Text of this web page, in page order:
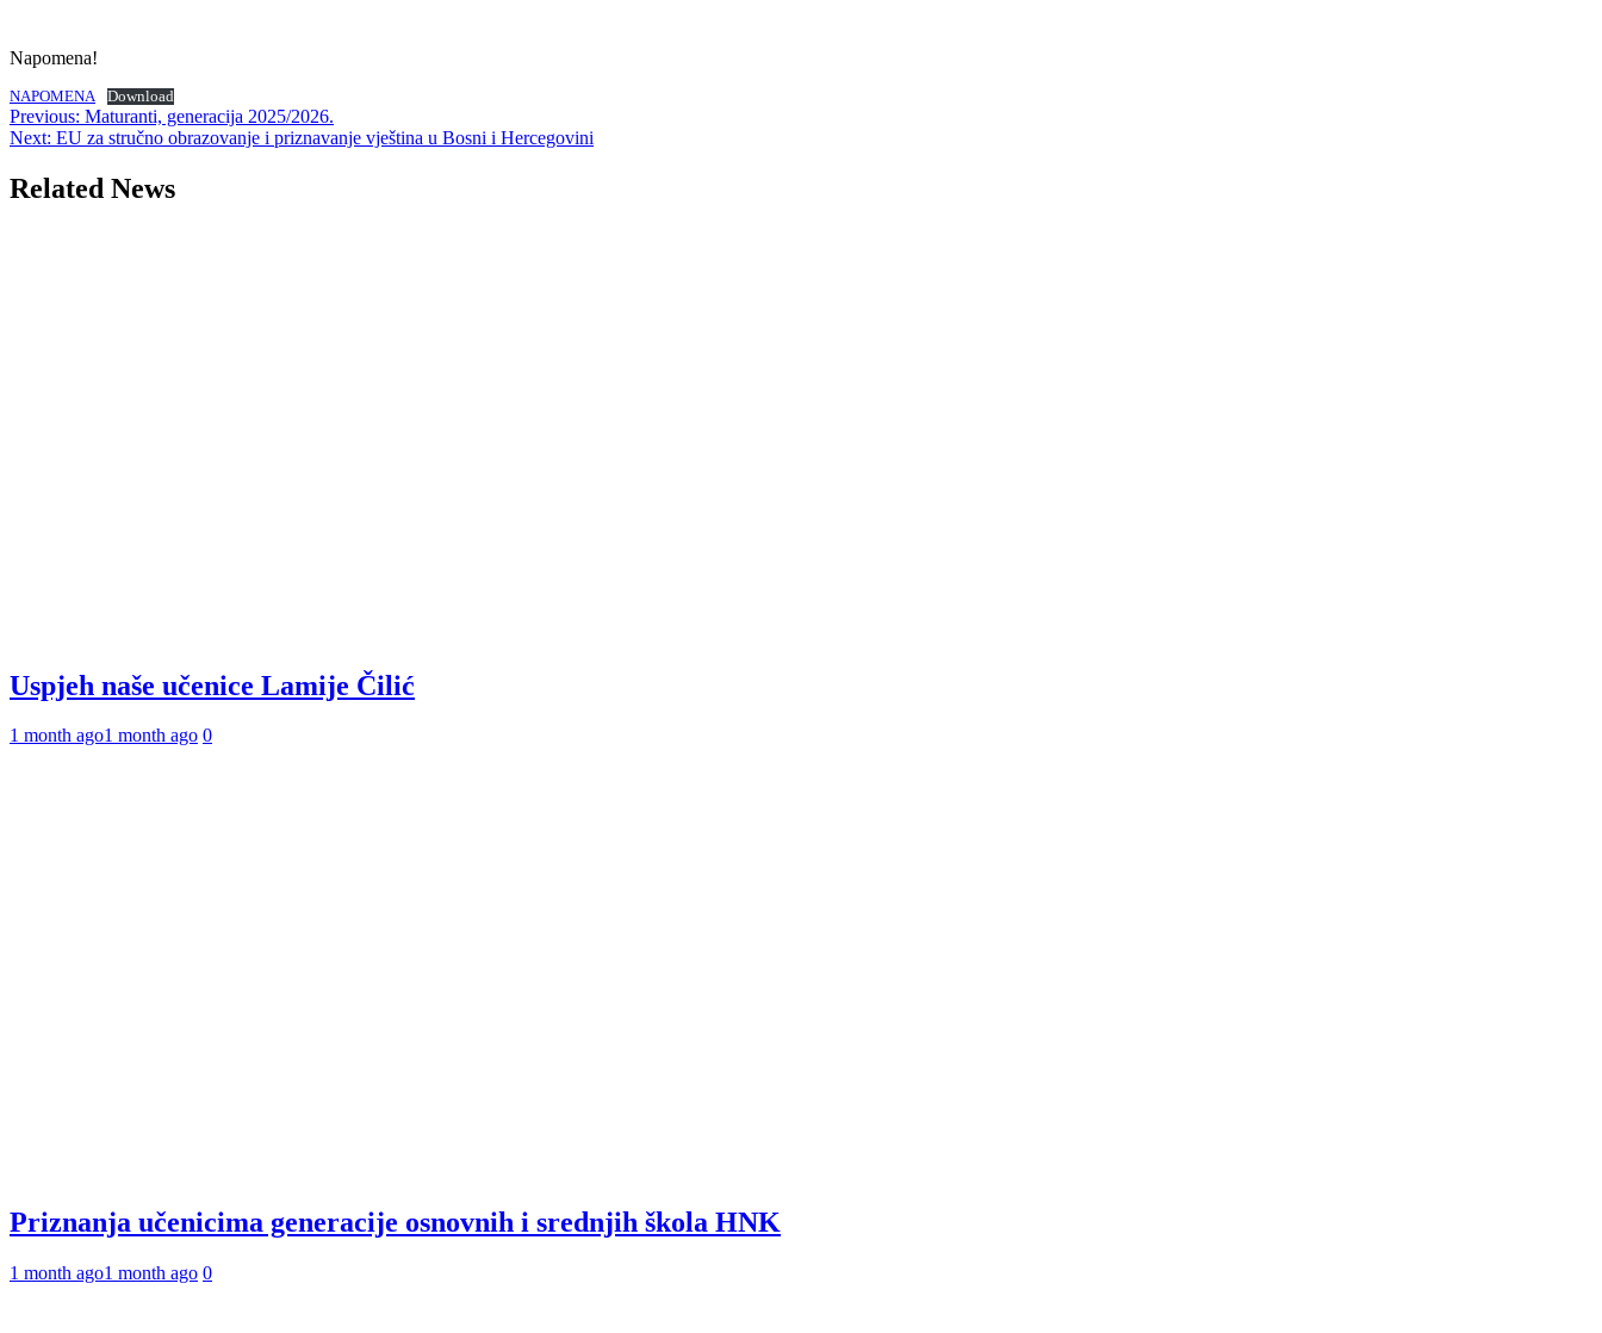
Napomena!
NAPOMENA Download
Post
navigation
Previous: Maturanti, generacija 2025/2026.
Next: EU za stručno obrazovanje i priznavanje vještina u Bosni i Hercegovini
Related News
Uspjeh naše učenice Lamije Čilić
1 month ago1 month ago 0
Priznanja učenicima generacije osnovnih i srednjih škola HNK
1 month ago1 month ago 0